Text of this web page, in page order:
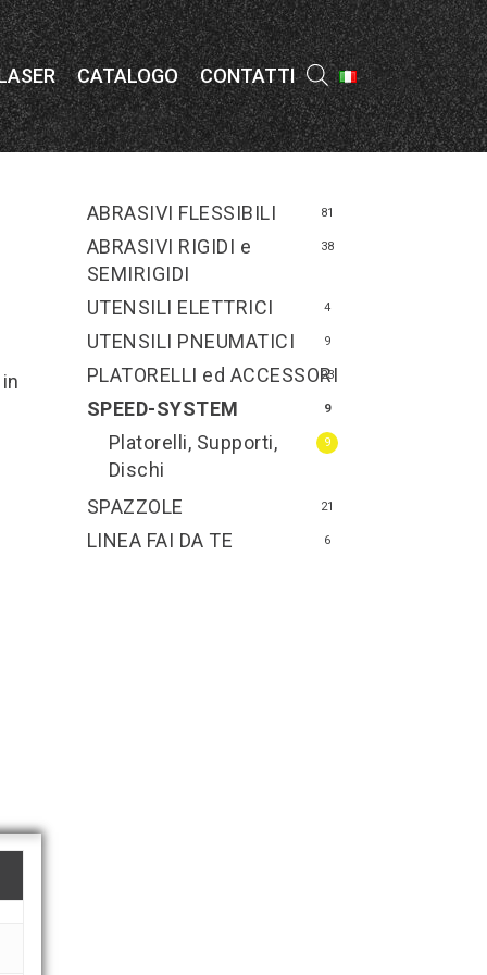
CATALOGO CONTATTI
ABRASIVI FLESSIBILI 81
ABRASIVI RIGIDI e
SEMIRIGIDI
38
LINEA FAI DA TE 6
PLATORELLI ed ACCESSORI
23
SPAZZOLE 21
SPEED-SYSTEM 9
Platorelli, Supporti,
Dischi
9
UTENSILI ELETTRICI 4
UTENSILI PNEUMATICI 9
Menu